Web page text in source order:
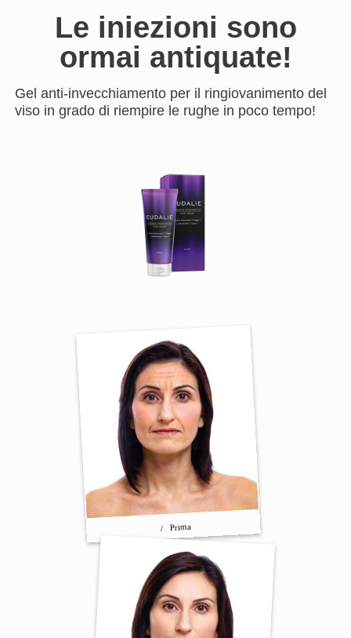
Le iniezioni sono
ormai antiquate!
Gel anti-invecchiamento per il ringiovanimento del
viso in grado di riempire le rughe in poco tempo!
/ Prima